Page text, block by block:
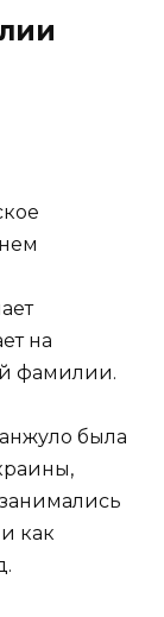
на
фамилии.
была
как